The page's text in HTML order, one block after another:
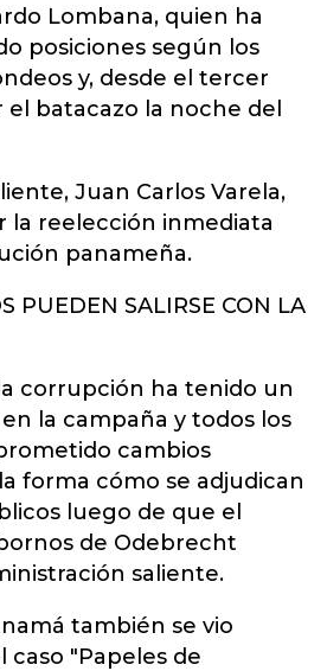
Lombana, quien ha
posiciones según los
y, desde el tercer
el batacazo la noche del
Juan Carlos Varela,
la reelección inmediata
panameña.
PUEDEN SALIRSE CON LA
corrupción ha tenido un
la campaña y todos los
cambios
forma cómo se adjudican
luego de que el
de Odebrecht
saliente.
también se vio
"Papeles de